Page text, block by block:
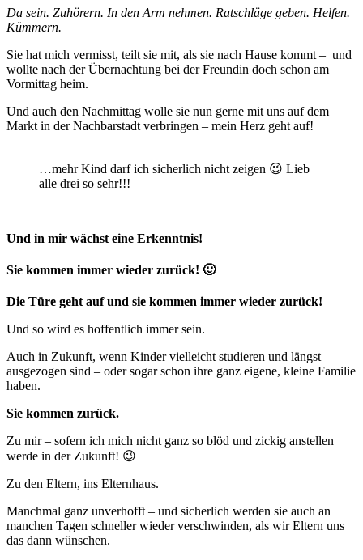
Da sein. Zuhörern. In den Arm nehmen. Ratschläge geben. Helfen.
Kümmern.
Sie hat mich vermisst, teilt sie mit, als sie nach Hause kommt – und
wollte nach der Übernachtung bei der Freundin doch schon am
Vormittag heim.
Und auch den Nachmittag wolle sie nun gerne mit uns auf dem
Markt in der Nachbarstadt verbringen – mein Herz geht auf!
…mehr Kind darf ich sicherlich nicht zeigen 😉 Lieb
alle drei so sehr!!!
Und in mir wächst eine Erkenntnis!
Sie kommen immer wieder zurück! 🙂
Die Türe geht auf und sie kommen immer wieder zurück!
Und so wird es hoffentlich immer sein.
Auch in Zukunft, wenn Kinder vielleicht studieren und längst
ausgezogen sind – oder sogar schon ihre ganz eigene, kleine Familie
haben.
Sie kommen zurück.
Zu mir – sofern ich mich nicht ganz so blöd und zickig anstellen
werde in der Zukunft! 😉
Zu den Eltern, ins Elternhaus.
Manchmal ganz unverhofft – und sicherlich werden sie auch an
manchen Tagen schneller wieder verschwinden, als wir Eltern uns
das dann wünschen.